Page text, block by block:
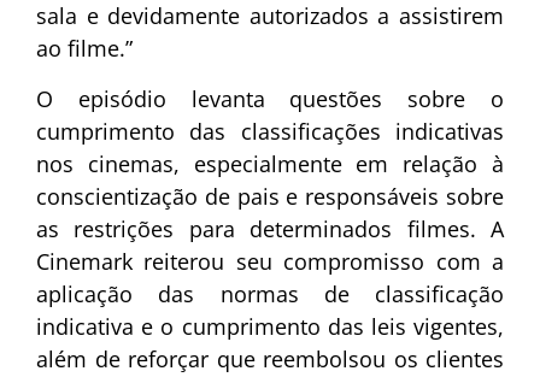
sala e devidamente autorizados a assistirem
ao filme.”
O episódio levanta questões sobre o
cumprimento das classificações indicativas
nos cinemas, especialmente em relação à
conscientização de pais e responsáveis sobre
as restrições para determinados filmes. A
Cinemark reiterou seu compromisso com a
aplicação das normas de classificação
indicativa e o cumprimento das leis vigentes,
além de reforçar que reembolsou os clientes